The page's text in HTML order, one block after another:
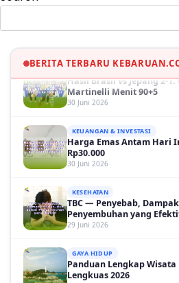
BERITA TERBARU
30 Juni 2026
OLAH RAGA
Martinelli Menit 90+5
30 Juni 2026
Harga Emas Antam Hari
Rp30.000
30 Juni 2026
TBC — Penyebab, Dampak
Penyembuhan yang
29 Juni 2026
Panduan Lengkap Wisata
Lengkuas 2026
29 Juni 2026